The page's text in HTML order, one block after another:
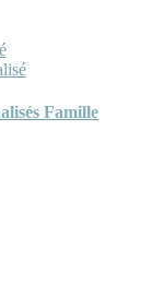
Famille